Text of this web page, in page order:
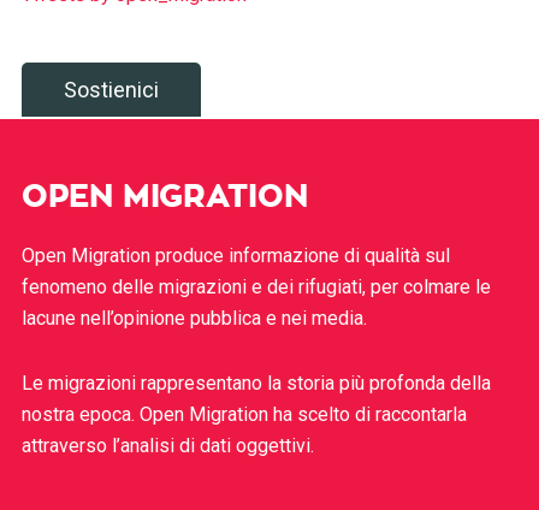
Sostienici
OPEN MIGRATION
Open Migration produce informazione di qualità sul
fenomeno delle migrazioni e dei rifugiati, per colmare le
lacune nell’opinione pubblica e nei media.
Le migrazioni rappresentano la storia più profonda della
nostra epoca. Open Migration ha scelto di raccontarla
attraverso l’analisi di dati oggettivi.